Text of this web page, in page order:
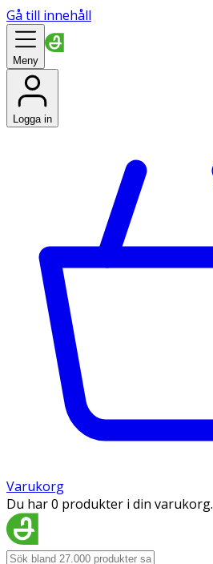
Gå till innehåll
Meny
Logga in
Varukorg
Du har 0 produkter i din varukorg.